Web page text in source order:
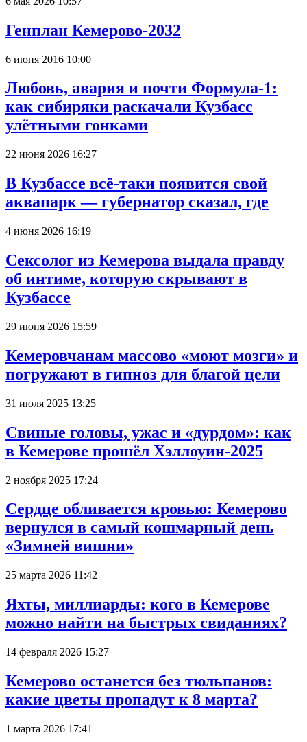
Генплан Кемерово-2032
6 июня 2016 10:00
Любовь, авария и почти Формула-1:
как сибиряки раскачали Кузбасс
улётными гонками
22 июня 2026 16:27
В Кузбассе всё-таки появится свой
аквапарк — губернатор сказал, где
4 июня 2026 16:19
Сексолог из Кемерова выдала правду
об интиме, которую скрывают в
Кузбассе
29 июня 2026 15:59
Кемеровчанам массово «моют мозги» и
погружают в гипноз для благой цели
31 июля 2025 13:25
Свиные головы, ужас и «дурдом»: как
в Кемерове прошёл Хэллоуин-2025
2 ноября 2025 17:24
Сердце обливается кровью: Кемерово
вернулся в самый кошмарный день
«Зимней вишни»
25 марта 2026 11:42
Яхты, миллиарды: кого в Кемерове
можно найти на быстрых свиданиях?
14 февраля 2026 15:27
Кемерово останется без тюльпанов:
какие цветы пропадут к 8 марта?
1 марта 2026 17:41